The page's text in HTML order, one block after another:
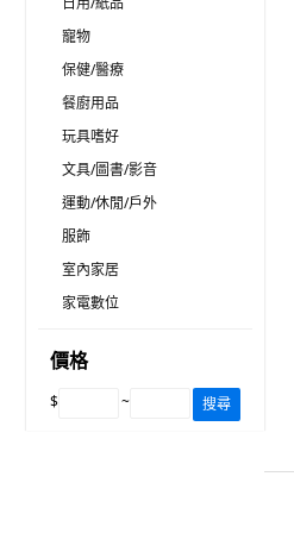
寵物
保健/醫療
餐廚用品
玩具嗜好
文具/圖書/影音
運動/休閒/戶外
服飾
室內家居
家電數位
價格
$ ~ 搜尋